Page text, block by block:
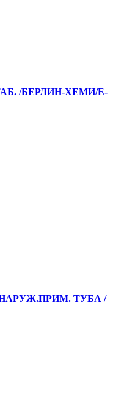
/БЕРЛИН-ХЕМИ/Е-
НАРУЖ.ПРИМ. ТУБА /